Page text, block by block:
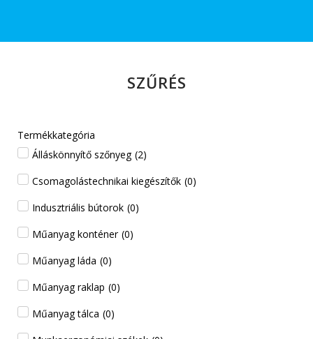
SZŰRÉS
Termékkategória
Álláskönnyítő szőnyeg (2)
Csomagolástechnikai kiegészítők (0)
Indusztriális bútorok (0)
Műanyag konténer (0)
Műanyag láda (0)
Műanyag raklap (0)
Műanyag tálca (0)